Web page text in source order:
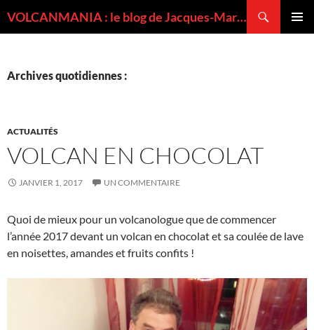
VOLCANMANIA : le blog de Jacques-Marie BARDINTZEFF, volcanologue
Archives quotidiennes :
ACTUALITÉS
VOLCAN EN CHOCOLAT
JANVIER 1, 2017 UN COMMENTAIRE
Quoi de mieux pour un volcanologue que de commencer
l’année 2017 devant un volcan en chocolat et sa coulée de lave
en noisettes, amandes et fruits confits !